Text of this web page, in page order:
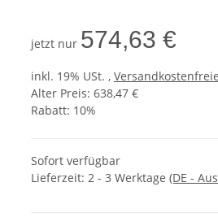
jetzt nur 574,63 €
inkl. 19% USt. ,
Alter Preis: 638,47 €
Rabatt: 10%
Sofort verfügbar
Lieferzeit: 2 - 3 Werktage (DE -